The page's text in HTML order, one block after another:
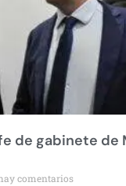
de gabinete de
comentarios